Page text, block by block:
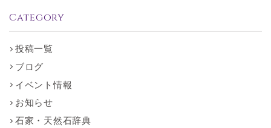
Category
投稿一覧
ブログ
イベント情報
お知らせ
石家・天然石辞典